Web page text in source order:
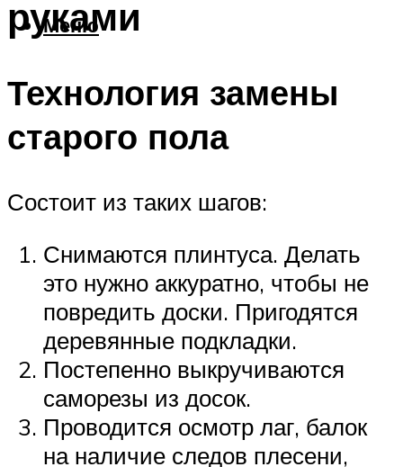
Меню
руками
Технология замены
старого пола
Состоит из таких шагов:
Снимаются плинтуса. Делать
это нужно аккуратно, чтобы не
повредить доски. Пригодятся
деревянные подкладки.
Постепенно выкручиваются
саморезы из досок.
Проводится осмотр лаг, балок
на наличие следов плесени,